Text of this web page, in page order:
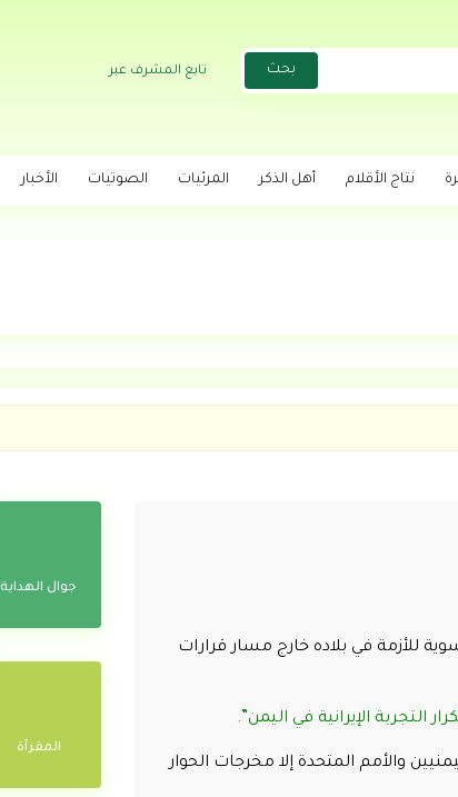
تابع المشرف عبر
نتاج الأقلام أهل الذكر المرئيات الصوتيات الأخبار
للأزمة في بلاده خارج مسار قرارات
التجربة الإيرانية في اليمن”.
والأمم المتحدة إلا مخرجات الحوار
جوال الهداية
المقرآة